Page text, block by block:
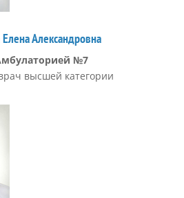
Александровна
№7
высшей категории